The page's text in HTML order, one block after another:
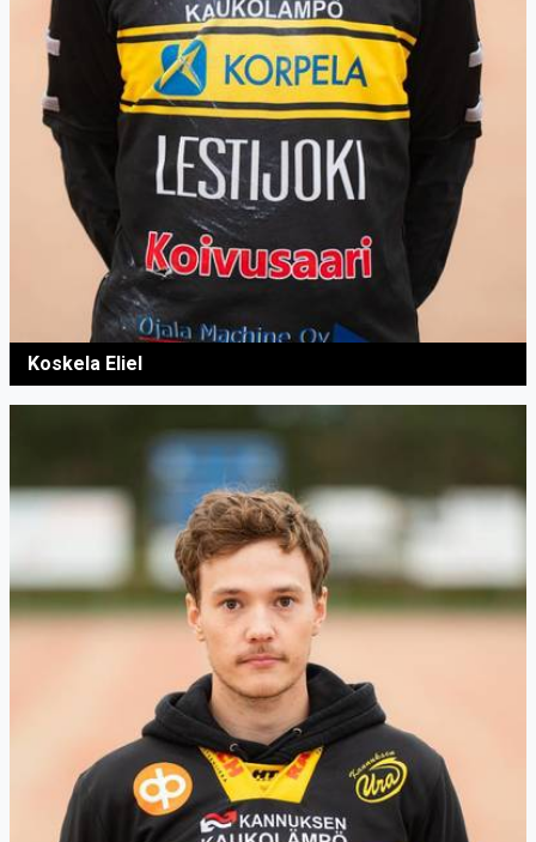
Koskela Eliel